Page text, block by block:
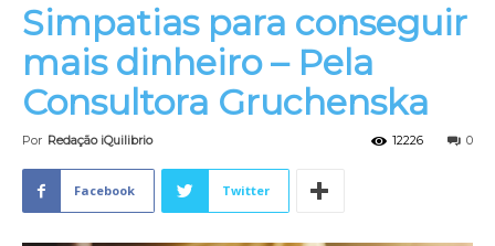
Simpatias para conseguir
mais dinheiro – Pela
Consultora Gruchenska
Por Redação iQuilibrio 0
12226
Facebook Twitter